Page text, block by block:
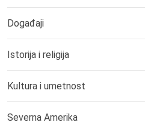
Događaji
Istorija i religija
Kultura i umetnost
Severna Amerika